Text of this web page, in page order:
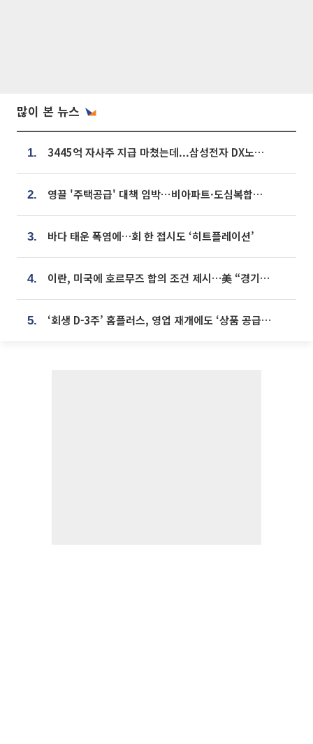
많이 본 뉴스
1. 3445억 자사주 지급 마쳤는데...삼성전자 DX노조, 뒤늦은 '떼쓰기 집회'
2. 영끌 '주택공급' 대책 임박⋯비아파트·도심복합까지 총동원
3. 바다 태운 폭염에…회 한 접시도 ‘히트플레이션’
4. 이란, 미국에 호르무즈 합의 조건 제시…美 “경기 아직 안 끝나” [종합]
5. ‘회생 D-3주’ 홈플러스, 영업 재개에도 ‘상품 공급망’ 복구가 생존 관건